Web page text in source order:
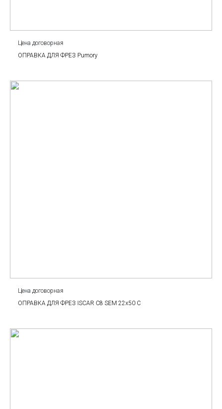
Цена договорная
ОПРАВКА ДЛЯ ФРЕЗ Pumory
Цена договорная
ОПРАВКА ДЛЯ ФРЕЗ ISCAR С8 SEM 22x50 C